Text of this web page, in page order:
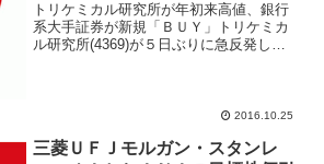
トリケミカル研究所が年初来高値、銀行
系大手証券が新規「ＢＵＹ」トリケミカ
ル研究所(4369)が５日ぶりに急反発し、
2016.10.25
三菱ＵＦＪモルガン・スタンレ